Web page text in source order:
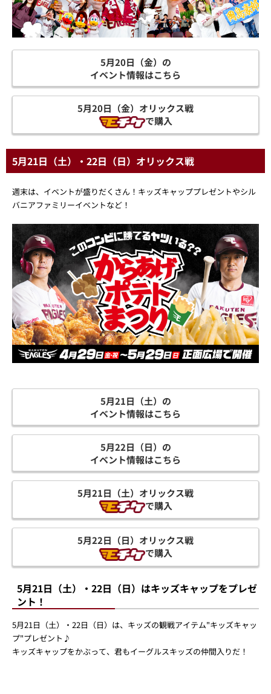
5月20日（金）の
イベント情報はこちら
5月20日（金）オリックス戦
で購入
5月21日（土）・22日（日）オリックス戦
週末は、イベントが盛りだくさん！キッズキャッププレゼントやシル
バニアファミリーイベントなど！
5月21日（土）の
イベント情報はこちら
5月22日（日）の
イベント情報はこちら
5月21日（土）オリックス戦
で購入